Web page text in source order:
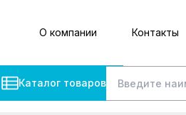
О компании Контакты
Каталог товаров